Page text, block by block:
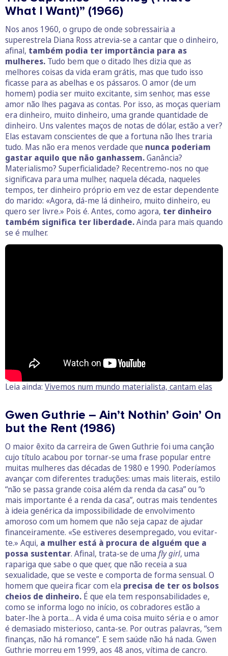
What I Want)” (1966)
Nos anos 1960, o grupo de onde sobressairia a
superestrela Diana Ross atrevia-se a cantar que o dinheiro,
afinal, também podia ter importância para as
mulheres. Tudo bem que o ditado lhes dizia que as
melhores coisas da vida eram grátis, mas que tudo isso
ficasse para as abelhas e os pássaros. O amor (de um
homem) podia ser muito excitante, sim senhor, mas esse
amor não lhes pagava as contas. Por isso, as moças queriam
era dinheiro, muito dinheiro, uma grande quantidade de
dinheiro. Uns valentes maços de notas de dólar, estão a ver?
Elas estavam conscientes de que a fortuna não lhes traria
tudo. Mas não era menos verdade que nunca poderiam
gastar aquilo que não ganhassem.Ganância?
Materialismo? Superficialidade? Recentremo-nos no que
significava para uma mulher, naquela década, naqueles
tempos, ter dinheiro próprio em vez de estar dependente
do marido: «Agora, dá-me lá dinheiro, muito dinheiro, eu
quero ser livre.» Pois é. Antes, como agora, ter dinheiro
também significa ter liberdade.Ainda para mais quando
se é mulher.
Leia ainda: Vivemos num mundo materialista, cantam elas
Gwen Guthrie – Ain’t Nothin’ Goin’ On
but the Rent (1986)
O maior êxito da carreira de Gwen Guthrie foi uma canção
cujo título acabou por tornar-se uma frase popular entre
muitas mulheres das décadas de 1980 e 1990. Poderíamos
avançar com diferentes traduções: umas mais literais, estilo
“não se passa grande coisa além da renda da casa” ou “o
mais importante é a renda da casa”, outras mais tendentes
à ideia genérica da impossibilidade de envolvimento
amoroso com um homem que não seja capaz de ajudar
financeiramente. «Se estiveres desempregado, vou evitar-
te.» Aqui, a mulher está à procura de alguém que a
possa sustentar. Afinal, trata-se de uma fly girl, uma
rapariga que sabe o que quer, que não receia a sua
sexualidade, que se veste e comporta de forma sensual. O
homem que queira ficar com ela precisa de ter os bolsos
cheios de dinheiro. É que ela tem responsabilidades e,
como se informa logo no início, os cobradores estão a
bater-lhe à porta… A vida é uma coisa muito séria e o amor
é demasiado misterioso, canta-se. Por outras palavras, “sem
finanças, não há romance”. E sem saúde não há nada. Gwen
Guthrie morreu em 1999, aos 48 anos, vítima de cancro.